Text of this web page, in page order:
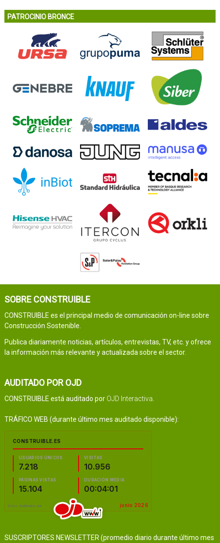
PATROCINIO BRONCE
SOBRE CONSTRUIBLE
CONSTRUIBLE es el principal medio de comunicación on-line sobre
Construcción Sostenible.
Publica diariamente noticias, artículos, entrevistas, TV, etc. y ofrece
la información más relevante y actualizada sobre el sector.
AUDITADO POR OJD
CONSTRUIBLE está auditado por OJD Interactiva
TRÁFICO WEB (durante último mes auditado disponible):
SUSCRIPTORES NEWSLETTER (promedio diario durante último mes